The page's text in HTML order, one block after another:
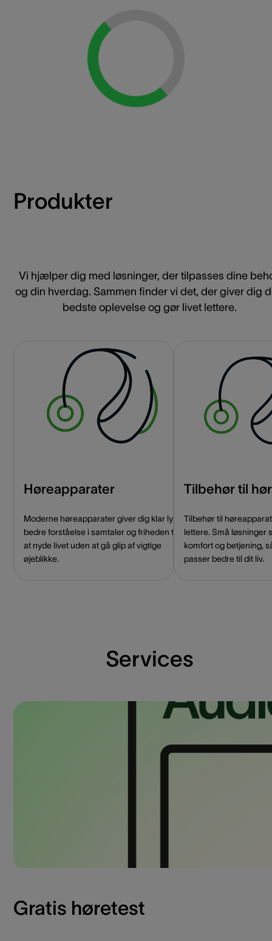
Produkter
Vi hjælper dig med løsninger, der tilpasses dine
og din hverdag. Sammen finder vi det, der giver dig
bedste oplevelse og gør livet lettere.
Høreapparater
Moderne høreapparater giver dig klar lyd,
bedre forståelse i samtaler og friheden til
at nyde livet uden at gå glip af vigtige
øjeblikke.
Tilbehør til
Tilbehør til
lettere. Små løsninger
komfort og betjening,
passer bedre til dit liv.
Services
Gratis høretest